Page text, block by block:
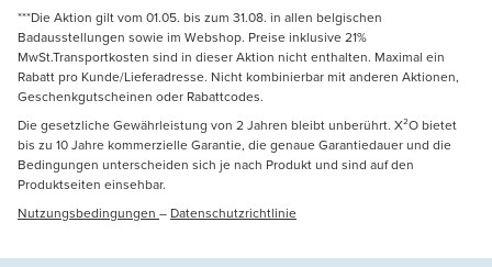
***Die Aktion gilt vom 01.05. bis zum 31.08. in allen belgischen
Badausstellungen sowie im Webshop. Preise inklusive 21%
MwSt.Transportkosten sind in dieser Aktion nicht enthalten. Maximal ein
Rabatt pro Kunde/Lieferadresse. Nicht kombinierbar mit anderen Aktionen,
Geschenkgutscheinen oder Rabattcodes.
Die gesetzliche Gewährleistung von 2 Jahren bleibt unberührt. X²O bietet
bis zu 10 Jahre kommerzielle Garantie, die genaue Garantiedauer und die
Bedingungen unterscheiden sich je nach Produkt und sind auf den
Produktseiten einsehbar.
Nutzungsbedingungen – Datenschutzrichtlinie